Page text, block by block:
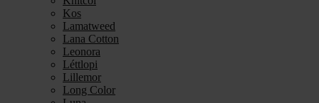
Kos
Lamatweed
Lana Cotton
Leonora
Léttlopi
Lillemor
Long Color